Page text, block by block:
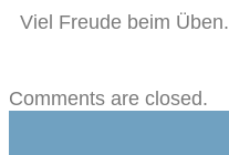
Viel Freude beim Üben.
Comments are closed.